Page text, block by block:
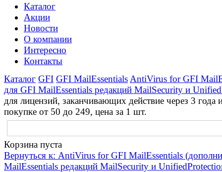
Каталог
Акции
Новости
О компании
Интересно
Контакты
Каталог GFI GFI MailEssentials AntiVirus for GFI
для GFI MailEssentials редакций MailSecurity и
для лицензий, заканчивающих действие через 3
покупке от 50 до 249, цена за 1 шт.
Корзина пуста
Вернуться к: AntiVirus for GFI MailEssentials
MailEssentials редакций MailSecurity и